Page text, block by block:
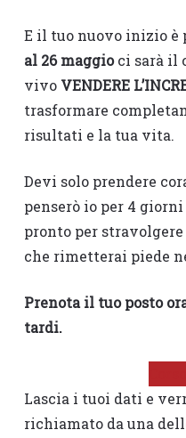
E il tuo nuovo inizio è
al 26 maggioci sarà il
vivo VENDERE
trasformare
risultati e la tua vita.
Devi solo prendere
penserò io per 4
pronto per
che rimetterai piede
Prenota il tuo posto
tardi.
Lascia i tuoi dati e
richiamato da una